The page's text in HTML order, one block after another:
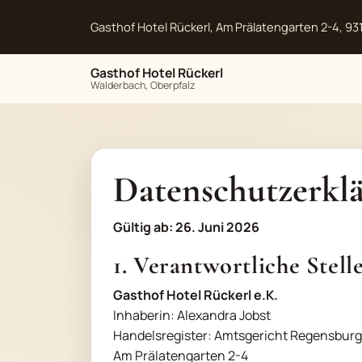
Gasthof Hotel Rückerl, Am Prälatengarten 2-4,
Gasthof Hotel Rückerl
Walderbach, Oberpfalz
Gültig ab: 26. Juni 2026
1. Verantwortliche
Gasthof Hotel Rückerl e.K.
Inhaberin: Alexandra Jobst
Handelsregister: Amtsgericht Regensburg,
Am Prälatengarten 2-4